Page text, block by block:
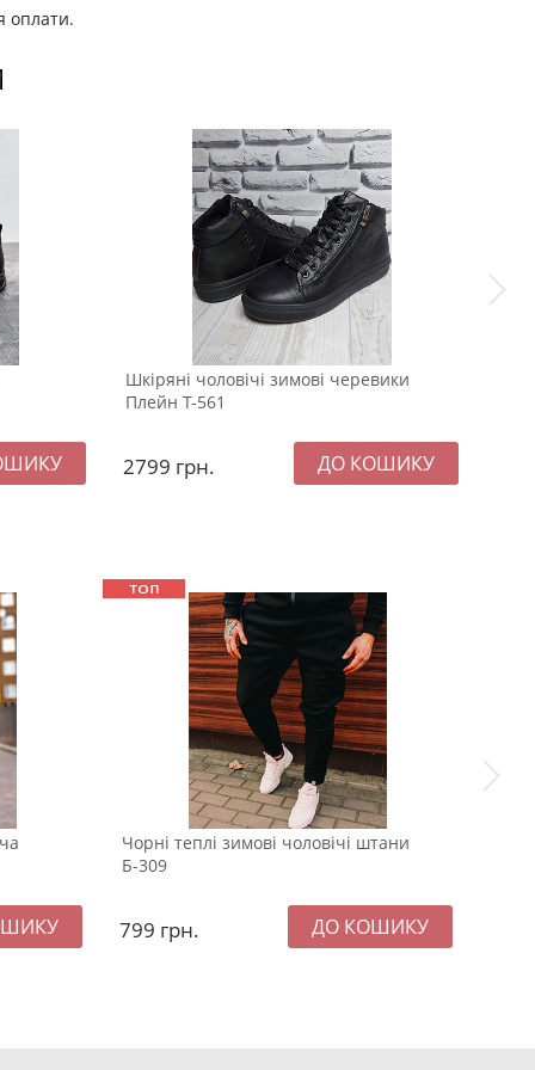
оплати.
Шкіряні чоловічі зимові черевики
Плейн Т-561
2799 грн.
Чорні теплі зимові чоловічі штани
Б-309
799 грн.